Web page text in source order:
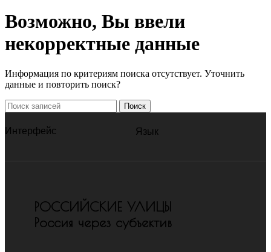
Возможно, Вы ввели
некорректные данные
Информация по критериям поиска отсутствует. Уточнить
данные и повторить поиск?
Поиск
Интерфейс Язык
РОССИЙСКИЕ УЛИЦЫ
Россия через субъектив